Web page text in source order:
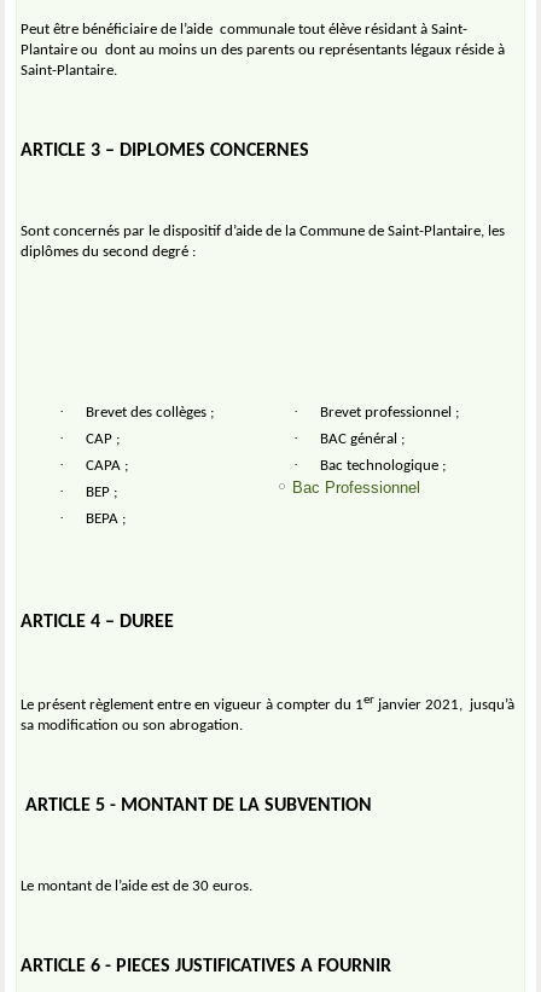
Peut être bénéficiaire de l’aide communale tout élève résidant à Saint-
Plantaire ou dont au moins un des parents ou représentants légaux réside à
Saint-Plantaire.
ARTICLE 3 – DIPLOMES CONCERNES
Sont concernés par le dispositif d’aide de la Commune de Saint-Plantaire, les
diplômes du second degré :
· Brevet des collèges ;
· CAP ;
· CAPA ;
· BEP ;
· BEPA ;
· Brevet professionnel ;
· BAC général ;
· Bac technologique ;
Bac Professionnel
ARTICLE 4 – DUREE
Le présent règlement entre en vigueur à compter du 1er janvier 2021, jusqu’à
sa modification ou son abrogation.
ARTICLE 5 - MONTANT DE LA SUBVENTION
Le montant de l’aide est de 30 euros.
ARTICLE 6 - PIECES JUSTIFICATIVES A FOURNIR